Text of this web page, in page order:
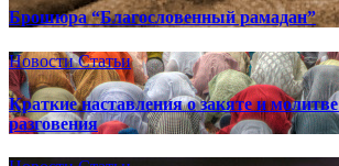
Брошюра “Благословенный рамадан”
НовостиСтатьи
Краткие наставления о закяте и
разговения